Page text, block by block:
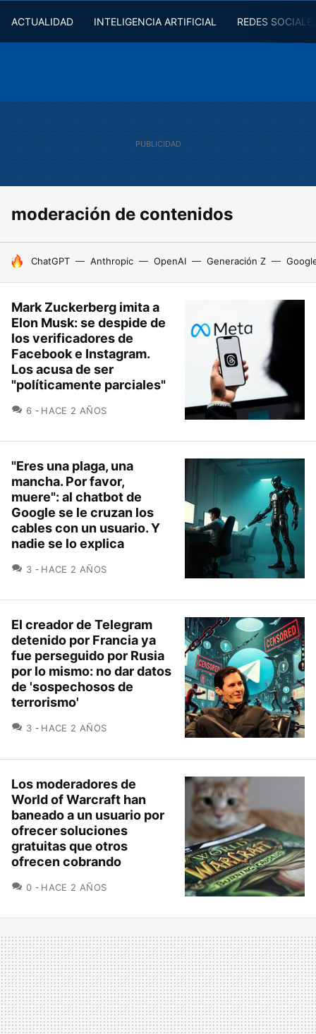
ACTUALIDAD INTELIGENCIA ARTIFICIAL REDES
moderación de contenidos
HOY SE HABLA DE
ChatGPT Anthropic OpenAI Generación Z
Mark Zuckerberg imita a
Elon Musk: se despide de
los verificadores de
Facebook e Instagram.
Los acusa de ser
"políticamente parciales"
6 COMENTARIOS
HACE 2 AÑOS
"Eres una plaga, una
mancha. Por favor,
muere": al chatbot de
Google se le cruzan los
cables con un usuario. Y
nadie se lo explica
3 COMENTARIOS
HACE 2 AÑOS
El creador de Telegram
detenido por Francia ya
fue perseguido por Rusia
por lo mismo: no dar datos
de 'sospechosos de
terrorismo'
3 COMENTARIOS
HACE 2 AÑOS
Los moderadores de
World of Warcraft han
baneado a un usuario por
ofrecer soluciones
gratuitas que otros
ofrecen cobrando
0 COMENTARIOS
HACE 2 AÑOS